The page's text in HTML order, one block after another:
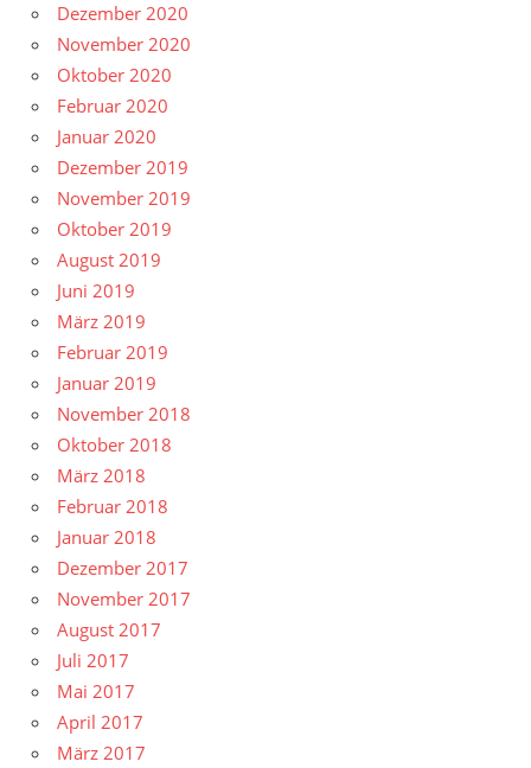
Dezember 2020
November 2020
Oktober 2020
Februar 2020
Januar 2020
Dezember 2019
November 2019
Oktober 2019
August 2019
Juni 2019
März 2019
Februar 2019
Januar 2019
November 2018
Oktober 2018
März 2018
Februar 2018
Januar 2018
Dezember 2017
November 2017
August 2017
Juli 2017
Mai 2017
April 2017
März 2017